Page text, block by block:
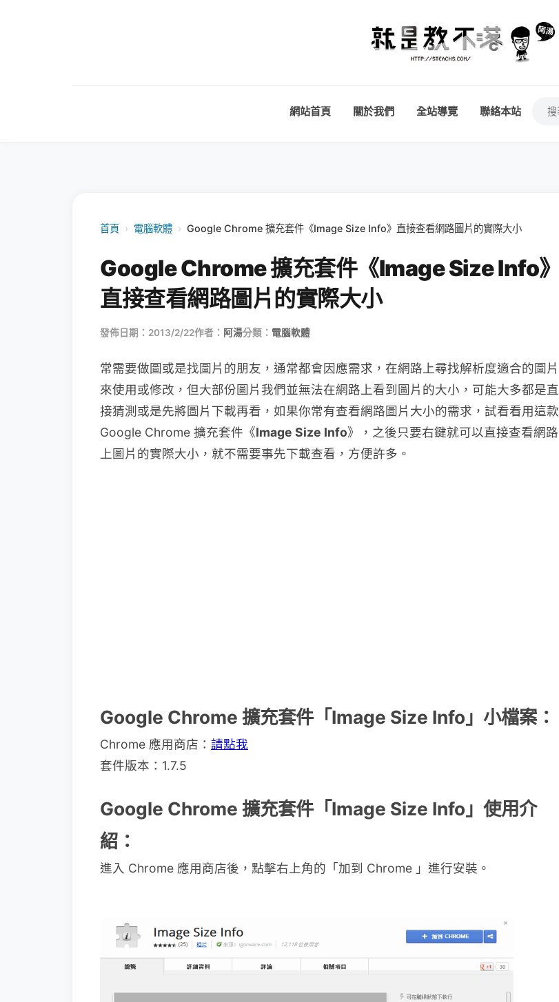
網站首頁 關於我們 全站導覽 聯絡本站
首頁 › 電腦軟體 › Google Chrome 擴充套件《Image Size Info》直接查看網路圖片的實際大小
Google Chrome 擴充套件《Image Size Info》
直接查看網路圖片的實際大小
發佈日期：2013/2/22作者： 阿湯分類： 電腦軟體
常需要做圖或是找圖片的朋友，通常都會因應需求，在網路上尋找解析度適合的圖片
來使用或修改，但大部份圖片我們並無法在網路上看到圖片的大小，可能大多都是直
接猜測或是先將圖片下載再看，如果你常有查看網路圖片大小的需求，試看看用這款
Google Chrome 擴充套件《Image Size Info》，之後只要右鍵就可以直接查看網路
上圖片的實際大小，就不需要事先下載查看，方便許多。
Google Chrome 擴充套件「Image Size Info」小檔案：
Chrome 應用商店： 請點我
套件版本：1.7.5
Google Chrome 擴充套件「Image Size Info」使用介
紹：
進入 Chrome 應用商店後，點擊右上角的「加到 Chrome 」進行安裝。